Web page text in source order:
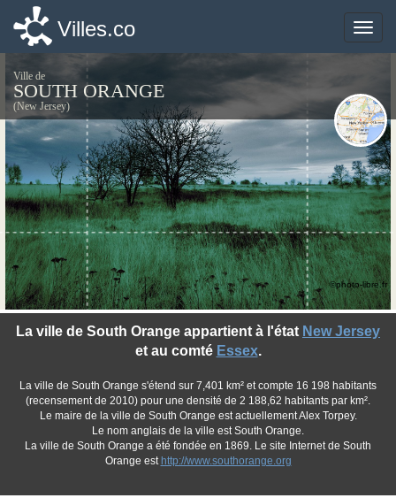
Toggle
Villes.co
Ville de
SOUTH ORANGE
(New Jersey)
La ville de South Orange appartient à l'état New Jersey
et au comté Essex.
La ville de South Orange s'étend sur 7,401 km² et compte 16 198 habitants
(recensement de 2010) pour une densité de 2 188,62 habitants par km².
Le maire de la ville de South Orange est actuellement Alex Torpey.
Le nom anglais de la ville est South Orange.
La ville de South Orange a été fondée en 1869. Le site Internet de South
Orange est http://www.southorange.org
©photo-libre.fr
Toggle
Villes.co